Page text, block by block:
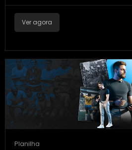
Ver agora
Planilha